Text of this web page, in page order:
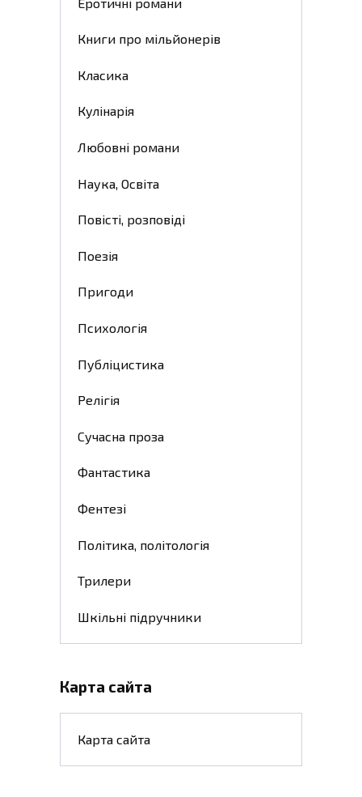
Книги про мільйонерів
Класика
Кулінарія
Любовні романи
Наука, Освіта
Повісті, розповіді
Поезія
Пригоди
Психологія
Публіцистика
Релігія
Сучасна проза
Фантастика
Фентезі
Політика, політологія
Трилери
Шкільні підручники
Карта сайта
Карта сайта